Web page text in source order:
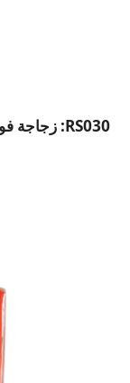
RS030: زجاجة فودكا فاخرة على شكل تنورة بسعر الجملة